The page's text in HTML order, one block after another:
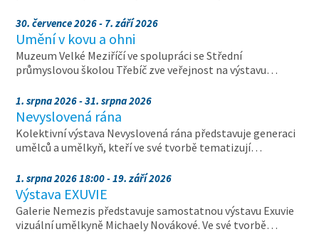
30. července 2026 - 7. září 2026
Umění v kovu a ohni
Muzeum Velké Meziříčí ve spolupráci se Střední
průmyslovou školou Třebíč zve veřejnost na výstavu…
1. srpna 2026 - 31. srpna 2026
Nevyslovená rána
Kolektivní výstava Nevyslovená rána představuje generaci
umělců a umělkyň, kteří ve své tvorbě tematizují…
1. srpna 2026 18:00 - 19. září 2026
Výstava EXUVIE
Galerie Nemezis představuje samostatnou výstavu Exuvie
vizuální umělkyně Michaely Novákové. Ve své tvorbě…